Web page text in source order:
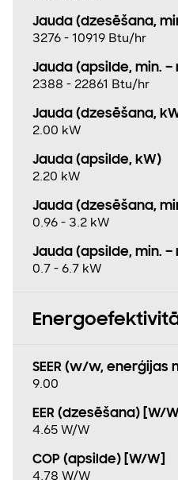
Jauda (dzesēšana,
3276 - 10919 Btu/hr
Jauda (apsilde, min. –
2388 - 22861 Btu/hr
Jauda (dzesēšana,
2.00 kW
Jauda (apsilde, kW)
2.20 kW
Jauda (dzesēšana,
0.96 - 3.2 kW
Jauda (apsilde, min. –
0.7 - 6.7 kW
SEER (w/w, enerģijas
9.00
EER (dzesēšana) [W/
4.65 W/W
COP (apsilde) [W/W]
4.78 W/W